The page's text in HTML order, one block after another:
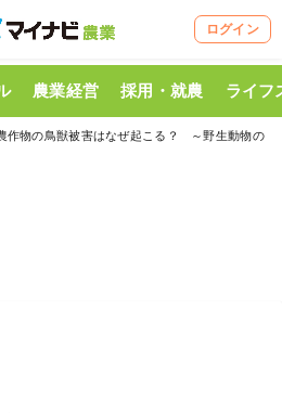
ログイン
農業経営 採用・就農 ライフ
作物の鳥獣被害はなぜ起こる？ ～野生動物の